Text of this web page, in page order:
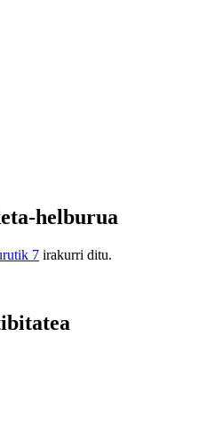
helburua
7 irakurri ditu.